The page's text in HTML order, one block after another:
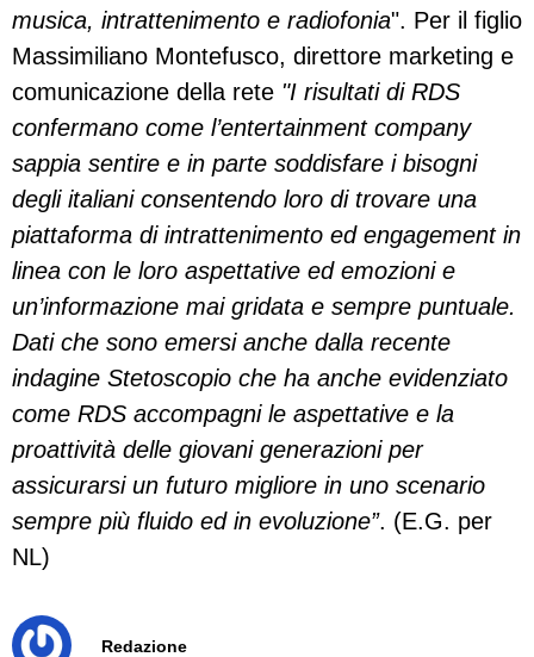
musica, intrattenimento e radiofonia". Per il figlio
Massimiliano Montefusco, direttore marketing e
comunicazione della rete "I risultati di RDS
confermano come l’entertainment company
sappia sentire e in parte soddisfare i bisogni
degli italiani consentendo loro di trovare una
piattaforma di intrattenimento ed engagement in
linea con le loro aspettative ed emozioni e
un’informazione mai gridata e sempre puntuale.
Dati che sono emersi anche dalla recente
indagine Stetoscopio che ha anche evidenziato
come RDS accompagni le aspettative e la
proattività delle giovani generazioni per
assicurarsi un futuro migliore in uno scenario
sempre più fluido ed in evoluzione”. (E.G. per
NL)
Redazione